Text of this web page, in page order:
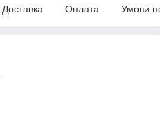
Доставка Оплата Умови